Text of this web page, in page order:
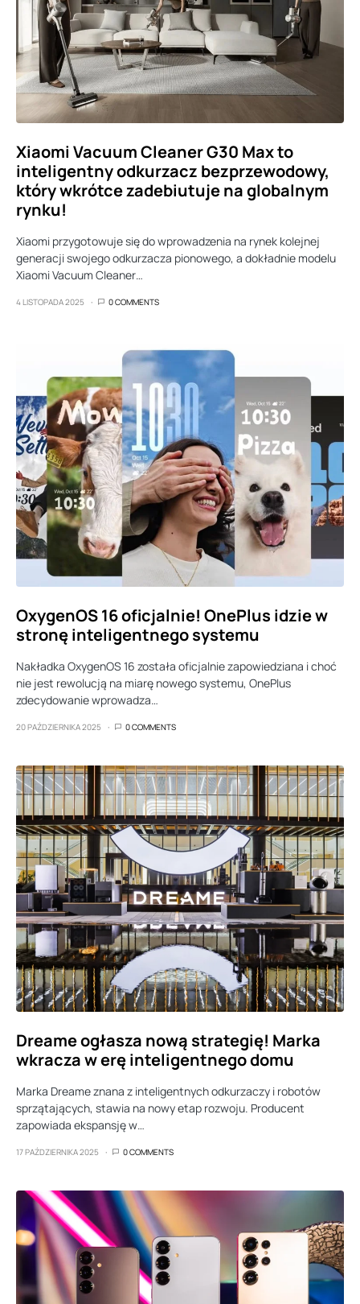
Xiaomi Vacuum Cleaner G30 Max to
inteligentny odkurzacz bezprzewodowy,
który wkrótce zadebiutuje na globalnym
rynku!
Xiaomi przygotowuje się do wprowadzenia na rynek kolejnej
generacji swojego odkurzacza pionowego, a dokładnie modelu
Xiaomi Vacuum Cleaner…
4 LISTOPADA 2025 0 COMMENTS
OxygenOS 16 oficjalnie! OnePlus idzie w
stronę inteligentnego systemu
Nakładka OxygenOS 16 została oficjalnie zapowiedziana i choć
nie jest rewolucją na miarę nowego systemu, OnePlus
zdecydowanie wprowadza…
20 PAŹDZIERNIKA 2025 0 COMMENTS
Dreame ogłasza nową strategię! Marka
wkracza w erę inteligentnego domu
Marka Dreame znana z inteligentnych odkurzaczy i robotów
sprzątających, stawia na nowy etap rozwoju. Producent
zapowiada ekspansję w…
17 PAŹDZIERNIKA 2025 0 COMMENTS